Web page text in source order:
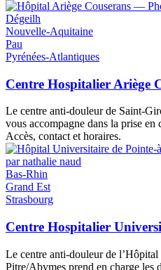
Nouvelle-Aquitaine
Pau
Pyrénées-Atlantiques
Centre Hospitalier Ariège
Le centre anti-douleur de Saint-
vous accompagne dans la prise
Accès, contact et horaires.
Bas-Rhin
Grand Est
Strasbourg
Centre Hospitalier
Le centre anti-douleur de
Pitre/Abymes prend en charge les